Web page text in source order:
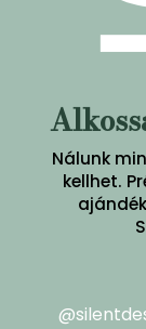
Nálunk
kellhet.